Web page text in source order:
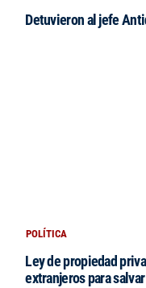
Detuvieron al jefe
POLÍTICA
Ley de propiedad
extranjeros para